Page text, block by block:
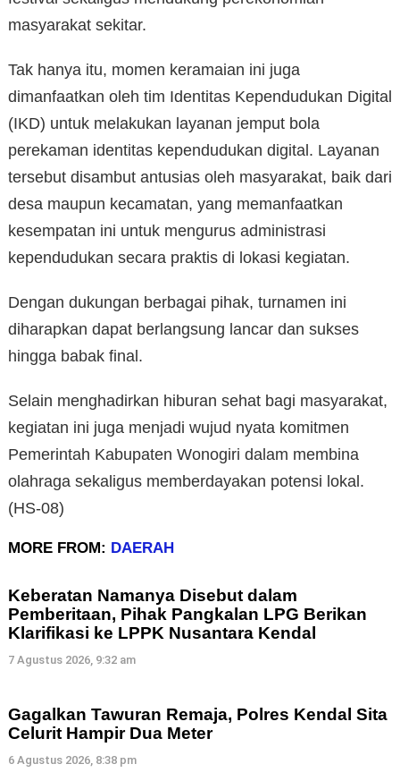
masyarakat sekitar.
Tak hanya itu, momen keramaian ini juga
dimanfaatkan oleh tim Identitas Kependudukan Digital
(IKD) untuk melakukan layanan jemput bola
perekaman identitas kependudukan digital. Layanan
tersebut disambut antusias oleh masyarakat, baik dari
desa maupun kecamatan, yang memanfaatkan
kesempatan ini untuk mengurus administrasi
kependudukan secara praktis di lokasi kegiatan.
Dengan dukungan berbagai pihak, turnamen ini
diharapkan dapat berlangsung lancar dan sukses
hingga babak final.
Selain menghadirkan hiburan sehat bagi masyarakat,
kegiatan ini juga menjadi wujud nyata komitmen
Pemerintah Kabupaten Wonogiri dalam membina
olahraga sekaligus memberdayakan potensi lokal.
(HS-08)
MORE FROM: DAERAH
Keberatan Namanya Disebut dalam
Pemberitaan, Pihak Pangkalan LPG Berikan
Klarifikasi ke LPPK Nusantara Kendal
7 Agustus 2026, 9:32 am
Gagalkan Tawuran Remaja, Polres Kendal Sita
Celurit Hampir Dua Meter
6 Agustus 2026, 8:38 pm